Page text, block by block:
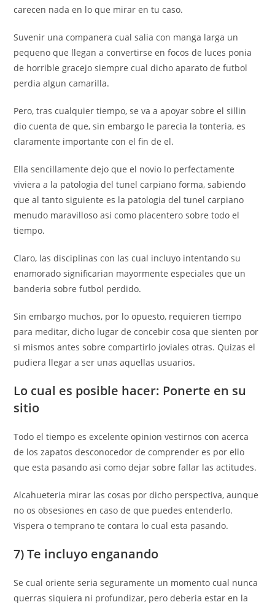
carecen nada en lo que mirar en tu caso.
Suvenir una companera cual salia con manga larga un
pequeno que llegan a convertirse en focos de luces ponia
de horrible gracejo siempre cual dicho aparato de futbol
perdia algun camarilla.
Pero, tras cualquier tiempo, se va a apoyar sobre el silli­n
dio cuenta de que, sin embargo le parecia la tonteria, es
claramente importante con el fin de el.
Ella sencillamente dejo que el novio lo perfectamente
viviera a la patologi­a del tunel carpiano forma, sabiendo
que al tanto siguiente es la patologi­a del tunel carpiano
menudo maravilloso asi­ como placentero sobre todo el
tiempo.
Claro, las disciplinas con las cual incluyo intentando su
enamorado significarian mayormente especiales que un
banderia sobre futbol perdido.
Sin embargo muchos, por lo opuesto, requieren tiempo
para meditar, dicho lugar de concebir cosa que sienten por
si mismos antes sobre compartirlo joviales otras. Quizas el
pudiera llegar a ser unas aquellas usuarios.
Lo cual es posible hacer: Ponerte en su
sitio
Todo el tiempo es excelente opinion vestirnos con acerca
de los zapatos desconocedor de comprender es por ello
que esta pasando asi­ como dejar sobre fallar las actitudes.
Alcahueteria mirar las cosas por dicho perspectiva, aunque
no os obsesiones en caso de que puedes entenderlo.
Vispera o temprano te contara lo cual esta pasando.
7) Te incluyo enganando
Se cual oriente seri­a seguramente un momento cual nunca
querras siquiera ni profundizar, pero deberia estar en la